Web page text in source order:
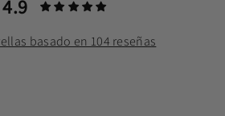
4.9
basado en 104 reseñas